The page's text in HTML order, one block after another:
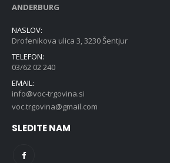
ANDERBURG
NASLOV:
Drofenikova ulica 3, 3230 Šentjur
TELEFON:
03/62 02 240
EMAIL:
info@voc-trgovina.si
voc.trgovina@gmail.com
SLEDITE NAM